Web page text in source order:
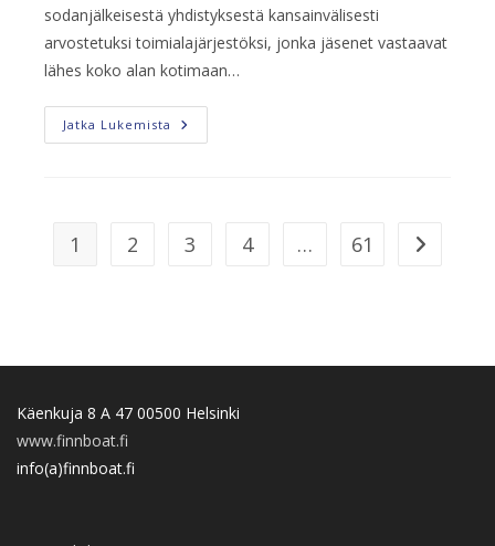
sodanjälkeisestä yhdistyksestä kansainvälisesti
arvostetuksi toimialajärjestöksi, jonka jäsenet vastaavat
lähes koko alan kotimaan…
Jatka Lukemista Finnboat
–
1 2 3 4 … 61 Siirry
Käenkuja 8 A 47 00500 Helsinki
www.finnboat.fi
info(a)finnboat.fi